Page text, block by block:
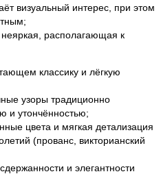
визуальный интерес, при этом
располагающая к
классику и лёгкую
узоры традиционно
и утончённостью;
цвета и мягкая детализация
(прованс, викторианский
и элегантности